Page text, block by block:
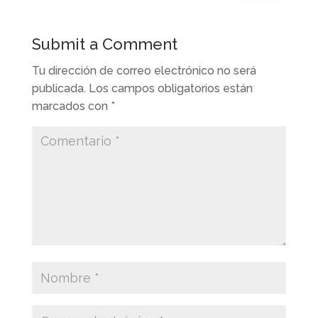
Submit a Comment
Tu dirección de correo electrónico no será
publicada. Los campos obligatorios están
marcados con *